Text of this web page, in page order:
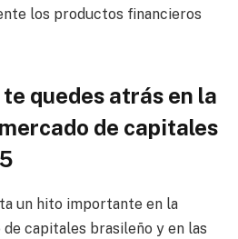
los productos financieros
quedes atrás en la
de capitales
un hito importante en la
capitales brasileño y en las